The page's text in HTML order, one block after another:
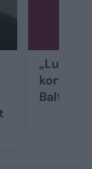
kortelių